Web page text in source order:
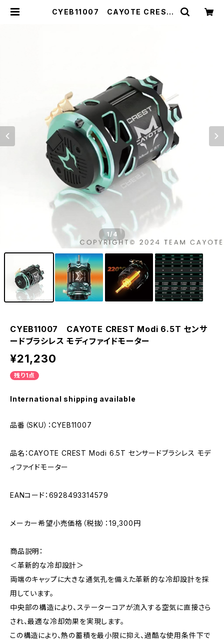
CYEB11007 CAYOTE CREST
1/4
CYEB11007 CAYOTE CREST Modi 6.5T センサ
ードブラシレス モディファイドモーター
¥21,230
残り1点
International shipping available
品番（SKU）：CYEB11007
品名：CAYOTE CREST Modi 6.5T センサードブラシレス モデ
ィファイドモーター
EANコード：6928493314579
メーカー希望小売価格（税抜）：19,300円
商品説明：
＜革新的な冷却設計＞
両端のキャップに大きな通気孔を備えた革新的な冷却設計を採
用しています。
中央部の構造により、ステーターコアが流入する空気に直接さら
され、最適な冷却効果を実現します。
この構造により、熱の蓄積を最小限に抑え、過酷な使用条件下で